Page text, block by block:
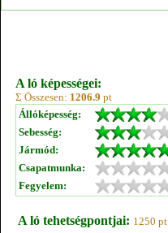
A ló képességei:
Σ Összesen: 1206.9 pt
Állóképesség:
Sebesség:
Jármód:
Csapatmunka:
Fegyelem:
A ló tehetségpontjai: 1250 pt